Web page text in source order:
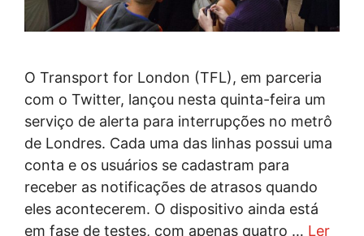
O Transport for London (TFL), em parceria
com o Twitter, lançou nesta quinta-feira um
serviço de alerta para interrupções no metrô
de Londres. Cada uma das linhas possui uma
conta e os usuários se cadastram para
receber as notificações de atrasos quando
eles acontecerem. O dispositivo ainda está
em fase de testes, com apenas quatro … Ler